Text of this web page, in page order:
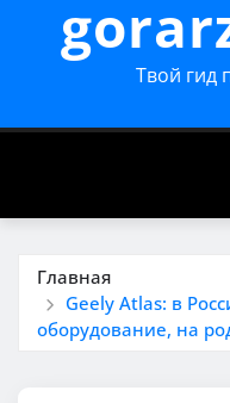
Твой гид
Главная
Geely Atlas: в
оборудование, на